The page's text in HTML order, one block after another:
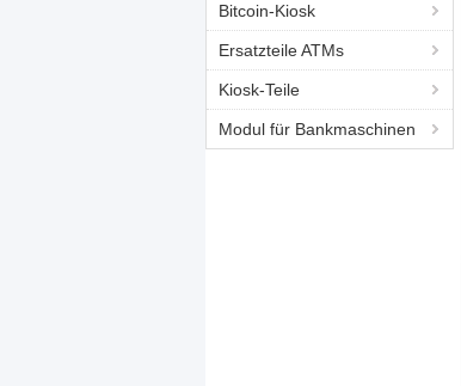
Bitcoin-Kiosk
Ersatzteile ATMs
Kiosk-Teile
Modul für Bankmaschinen